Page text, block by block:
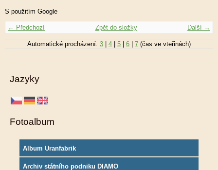
S použitím Google
← Předchozí Další →
Zpět do složky
Automatické procházení: 3 4 5 6 7 (čas ve vteřinách)
Jazyky
Fotoalbum
Album Uranfabrik
Archiv státního podniku DIAMO